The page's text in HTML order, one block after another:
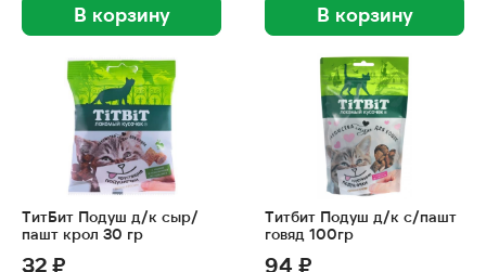
В корзину В корзину
ТитБит Подуш д/к сыр/
пашт крол 30 гр
32 ₽
Титбит Подуш д/к с/пашт
говяд 100гр
94 ₽